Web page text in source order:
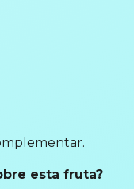
esta fruta?